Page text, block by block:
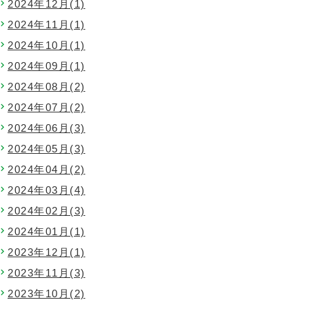
2024年12月(1)
2024年11月(1)
2024年10月(1)
2024年09月(1)
2024年08月(2)
2024年07月(2)
2024年06月(3)
2024年05月(3)
2024年04月(2)
2024年03月(4)
2024年02月(3)
2024年01月(1)
2023年12月(1)
2023年11月(3)
2023年10月(2)